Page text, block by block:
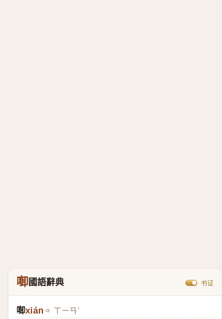
啣國語辭典 书证
啣xián ㄒㄧㄢˊ